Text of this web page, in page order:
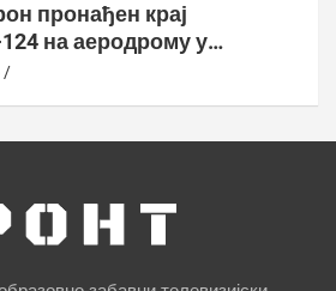
пронађен крај
на аеродрому у